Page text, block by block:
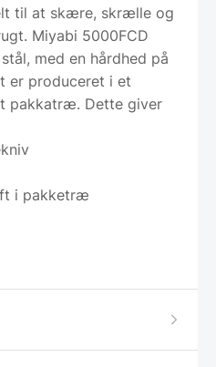
til at skære, skrælle og
Miyabi 5000FCD
med en hårdhed på
er produceret i et
pakkatræ. Dette giver
i pakketræ